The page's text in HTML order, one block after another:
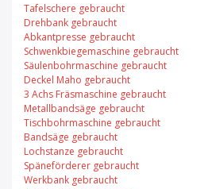
Tafelschere gebraucht
Drehbank gebraucht
Abkantpresse gebraucht
Schwenkbiegemaschine gebraucht
Säulenbohrmaschine gebraucht
Deckel Maho gebraucht
3 Achs Fräsmaschine gebraucht
Metallbandsäge gebraucht
Tischbohrmaschine gebraucht
Bandsäge gebraucht
Lochstanze gebraucht
Späneförderer gebraucht
Werkbank gebraucht